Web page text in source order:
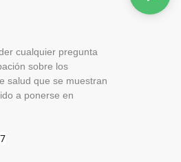
cualquier pregunta
sobre los
salud que se muestran
a ponerse en